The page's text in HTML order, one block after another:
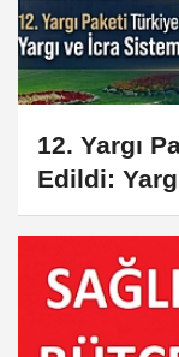
12. Yargı
Edildi:
Kapsamlı